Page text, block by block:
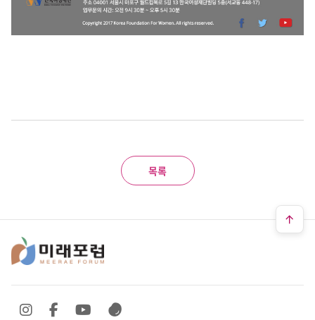
목록
SNS 바로가기
SNS 바로가기SNS 바로가기